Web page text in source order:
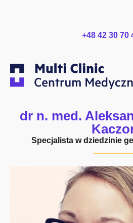
+48 42 30 70
dr n. med.
Specjalista w dziedzinie